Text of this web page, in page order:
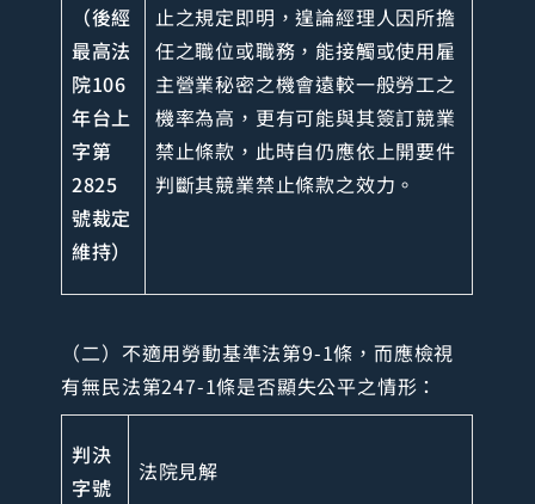
（後經
最高法
院106
年台上
字第
2825
號裁定
維持）
止之規定即明，遑論經理人因所擔
任之職位或職務，能接觸或使用雇
主營業秘密之機會遠較一般勞工之
機率為高，更有可能與其簽訂競業
禁止條款，此時自仍應依上開要件
判斷其競業禁止條款之效力。
（二）不適用勞動基準法第9-1條，而應檢視
有無民法第247-1條是否顯失公平之情形：
判決
字號
法院見解